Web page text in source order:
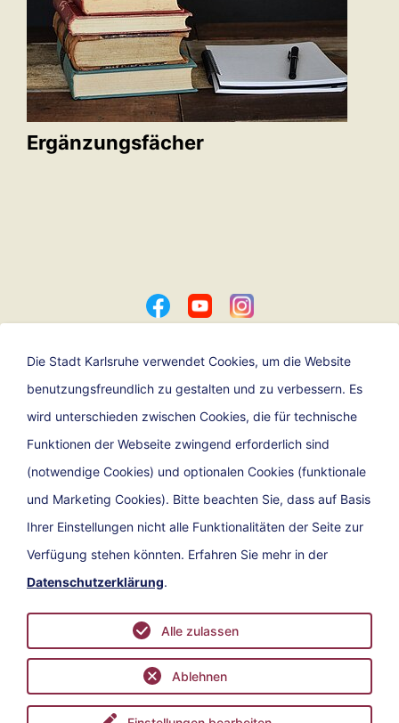
Ergänzungsfächer
Ein Angebot der
Kontakt Impressum
Barrierefreiheit
Die Stadt Karlsruhe verwendet Cookies, um die Website
benutzungsfreundlich zu gestalten und zu verbessern. Es
wird unterschieden zwischen Cookies, die für technische
Funktionen der Webseite zwingend erforderlich sind
(notwendige Cookies) und optionalen Cookies (funktionale
und Marketing Cookies). Bitte beachten Sie, dass auf Basis
Ihrer Einstellungen nicht alle Funktionalitäten der Seite zur
Verfügung stehen könnten. Erfahren Sie mehr in der
Datenschutzerklärung.
Ablehnen
Alle zulassen